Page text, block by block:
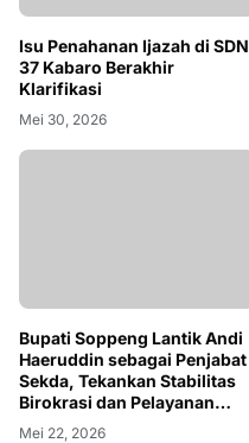
Isu Penahanan Ijazah di SDN
37 Kabaro Berakhir
Klarifikasi
Mei 30, 2026
Bupati Soppeng Lantik Andi
Haeruddin sebagai Penjabat
Sekda, Tekankan Stabilitas
Birokrasi dan Pelayanan
Publik
Mei 22, 2026